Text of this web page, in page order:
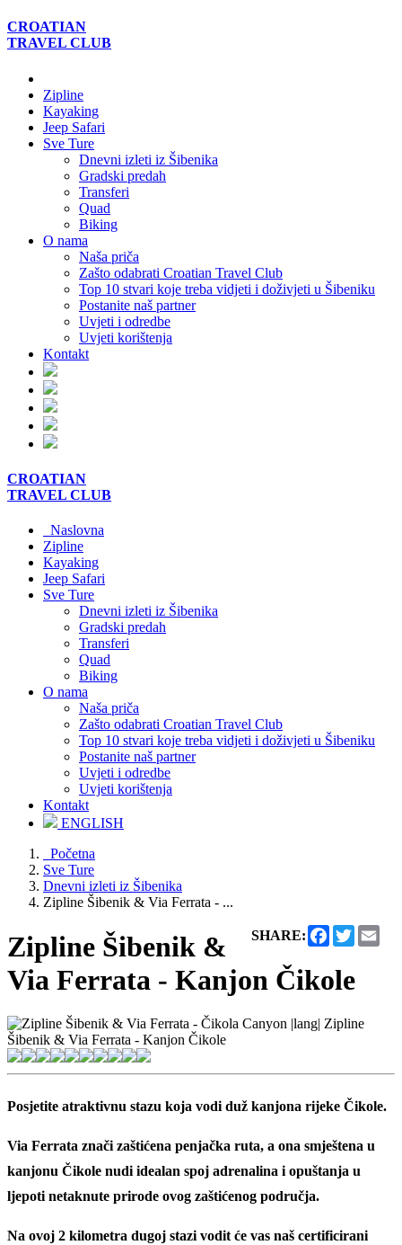
CROATIAN
TRAVEL CLUB
Zipline
Kayaking
Jeep Safari
Sve Ture
Dnevni izleti iz Šibenika
Gradski predah
Transferi
Quad
Biking
O nama
Naša priča
Zašto odabrati Croatian Travel Club
Top 10 stvari koje treba vidjeti i doživjeti u Šibeniku
Postanite naš partner
Uvjeti i odredbe
Uvjeti korištenja
Kontakt
CROATIAN
TRAVEL CLUB
Naslovna
Zipline
Kayaking
Jeep Safari
Sve Ture
Dnevni izleti iz Šibenika
Gradski predah
Transferi
Quad
Biking
O nama
Naša priča
Zašto odabrati Croatian Travel Club
Top 10 stvari koje treba vidjeti i doživjeti u Šibeniku
Postanite naš partner
Uvjeti i odredbe
Uvjeti korištenja
Kontakt
ENGLISH
Početna
Sve Ture
Dnevni izleti iz Šibenika
Zipline Šibenik & Via Ferrata - ...
SHARE: Facebook
Twitter
Zipline Šibenik &
Via Ferrata - Kanjon Čikole
Posjetite atraktivnu stazu koja vodi duž kanjona rijeke Čikole.
Via Ferrata znači zaštićena penjačka ruta, a ona smještena u
kanjonu Čikole nudi idealan spoj adrenalina i opuštanja u
ljepoti netaknute prirode ovog zaštićenog područja.
Na ovoj 2 kilometra dugoj stazi vodit će vas naš certificirani